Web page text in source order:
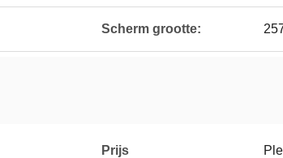
Scherm grootte:
Prijs